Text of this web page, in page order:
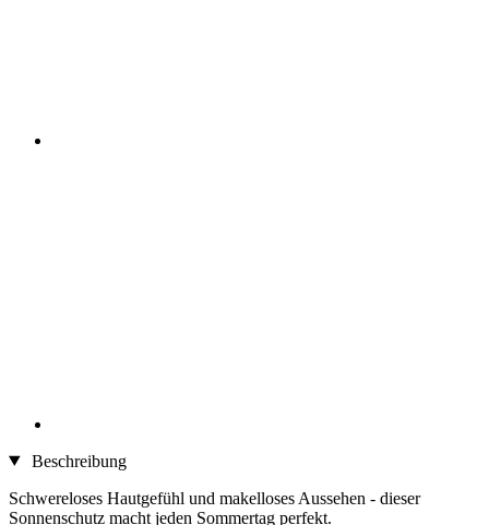
Beschreibung
Schwereloses Hautgefühl und makelloses Aussehen - dieser
Sonnenschutz macht jeden Sommertag perfekt.